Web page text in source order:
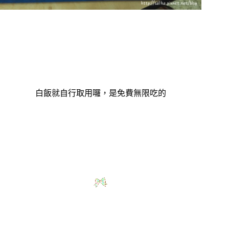
白飯就自行取用囉，是免費無限吃的